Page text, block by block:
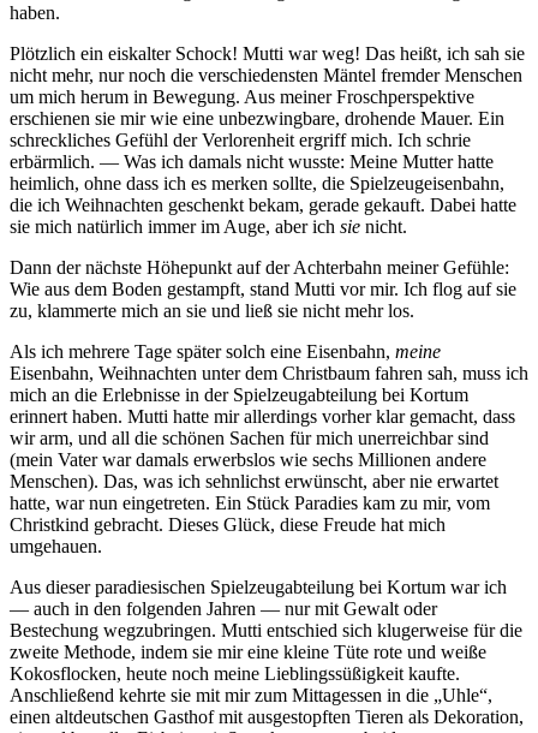
haben.
Plötzlich ein eiskalter Schock! Mutti war weg! Das heißt, ich sah sie
nicht mehr, nur noch die verschiedensten Mäntel fremder Menschen
um mich herum in Bewegung. Aus meiner Froschperspektive
erschienen sie mir wie eine unbezwingbare, drohende Mauer. Ein
schreckliches Gefühl der Verlorenheit ergriff mich. Ich schrie
erbärmlich. — Was ich damals nicht wusste: Meine Mutter hatte
heimlich, ohne dass ich es merken sollte, die Spielzeugeisenbahn,
die ich Weihnachten geschenkt bekam, gerade gekauft. Dabei hatte
sie mich natürlich immer im Auge, aber ich sie nicht.
Dann der nächste Höhepunkt auf der Achterbahn meiner Gefühle:
Wie aus dem Boden gestampft, stand Mutti vor mir. Ich flog auf sie
zu, klammerte mich an sie und ließ sie nicht mehr los.
Als ich mehrere Tage später solch eine Eisenbahn, meine
Eisenbahn, Weihnachten unter dem Christbaum fahren sah, muss ich
mich an die Erlebnisse in der Spielzeugabteilung bei Kortum
erinnert haben. Mutti hatte mir allerdings vorher klar gemacht, dass
wir arm, und all die schönen Sachen für mich unerreichbar sind
(mein Vater war damals erwerbslos wie sechs Millionen andere
Menschen). Das, was ich sehnlichst erwünscht, aber nie erwartet
hatte, war nun eingetreten. Ein Stück Paradies kam zu mir, vom
Christkind gebracht. Dieses Glück, diese Freude hat mich
umgehauen.
Aus dieser paradiesischen Spielzeugabteilung bei Kortum war ich
— auch in den folgenden Jahren — nur mit Gewalt oder
Bestechung wegzubringen. Mutti entschied sich klugerweise für die
zweite Methode, indem sie mir eine kleine Tüte rote und weiße
Kokosflocken, heute noch meine Lieblingssüßigkeit kaufte.
Anschließend kehrte sie mit mir zum Mittagessen in die
Uhle ,
einen altdeutschen Gasthof mit ausgestopften Tieren als Dekoration,